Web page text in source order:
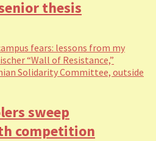
thesis
fears: lessons from my
“Wall of Resistance,”
Solidarity Committee, outside
sweep
competition